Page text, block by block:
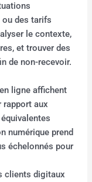
des tarifs
le contexte,
et trouver des
de non-recevoir.
ligne affichent
rapport aux
numérique prend
échelonnés pour
clients digitaux